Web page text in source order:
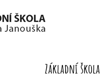
Základní škola